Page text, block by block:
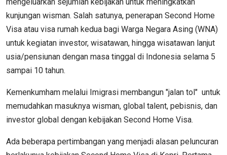
kunjungan wisman. Salah satunya, penerapan Second Home
Visa atau visa rumah kedua bagi Warga Negara Asing (WNA)
untuk kegiatan investor, wisatawan, hingga wisatawan lanjut
usia/pensiunan dengan masa tinggal di Indonesia selama 5
sampai 10 tahun.
Kemenkumham melalui Imigrasi membangun "jalan tol" untuk
memudahkan masuknya wisman, global talent, pebisnis, dan
investor global dengan kebijakan Second Home Visa.
Ada beberapa pertimbangan yang menjadi alasan peluncuran